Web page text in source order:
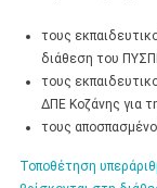
τους
διάθεση του
τους
ΔΠΕ Κοζάνης για
τους
Τοποθέτηση